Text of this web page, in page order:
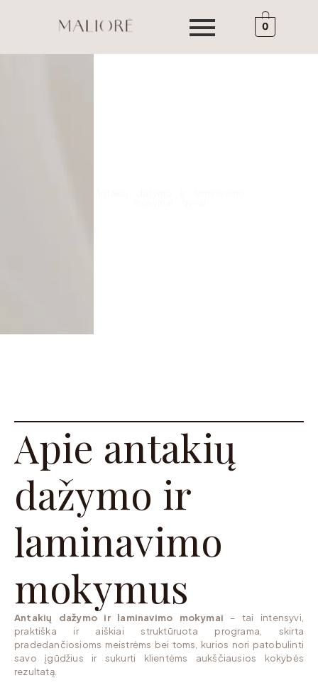
0
Apie antakių
dažymo ir
laminavimo
mokymus
Antakių dažymo ir laminavimo mokymai – tai intensyvi,
praktiška ir aiškiai struktūruota programa, skirta
pradedančiosioms meistrėms bei toms, kurios nori patobulinti
savo įgūdžius ir sukurti klientėms aukščiausios kokybės
rezultatą.